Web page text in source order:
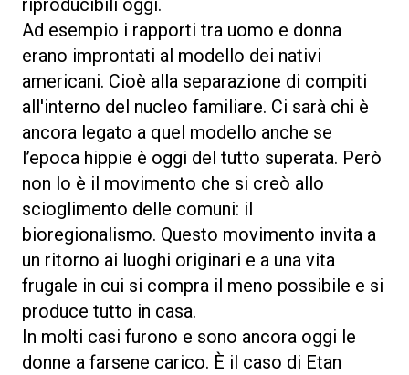
Ad esempio i rapporti tra uomo e donna
erano improntati al modello dei nativi
americani. Cioè alla separazione di compiti
all'interno del nucleo familiare. Ci sarà chi è
ancora legato a quel modello anche se
l’epoca hippie è oggi del tutto superata. Però
non lo è il movimento che si creò allo
scioglimento delle comuni: il
bioregionalismo. Questo movimento invita a
un ritorno ai luoghi originari e a una vita
frugale in cui si compra il meno possibile e si
produce tutto in casa.
In molti casi furono e sono ancora oggi le
donne a farsene carico. È il caso di Etan